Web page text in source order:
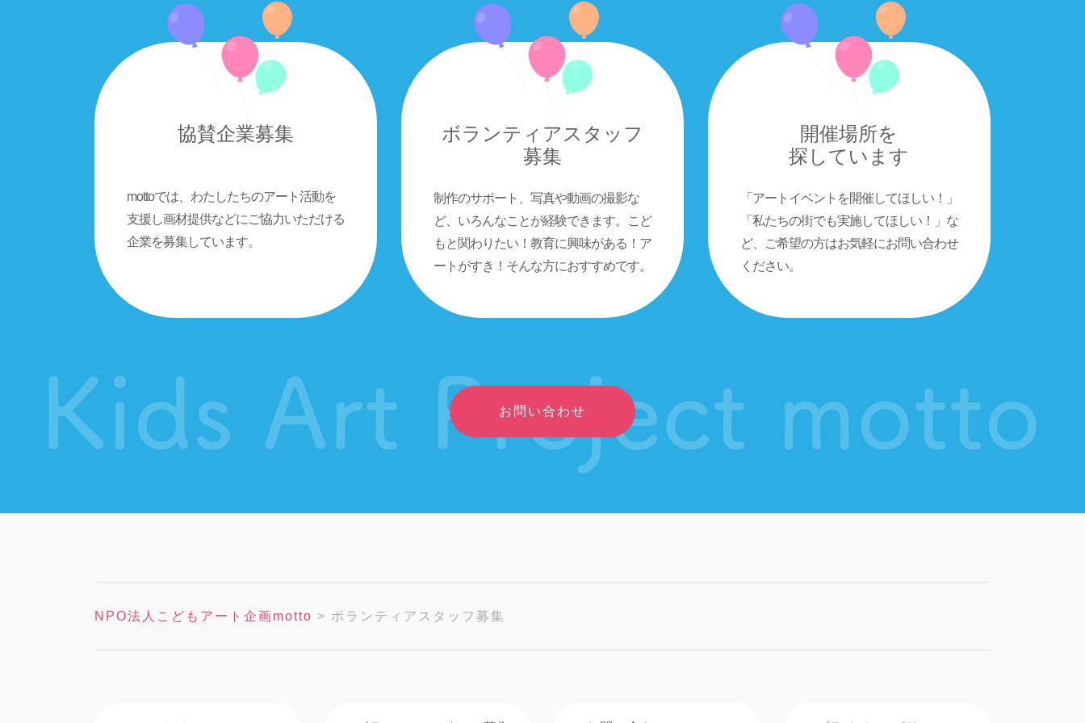
協賛企業募集
mottoでは、わたしたちのアート活動を
支援し画材提供などにご協力いただける
企業を募集しています。
ボランティアスタッフ
募集
制作のサポート、写真や動画の撮影な
ど、いろんなことが経験できます。こど
もと関わりたい！教育に興味がある！ア
ートがすき！そんな方におすすめです。
開催場所を
探しています
「アートイベントを開催してほしい！」
「私たちの街でも実施してほしい！」な
ど、ご希望の方はお気軽にお問い合わせ
ください。
お問い合わせ
NPO法人こどもアート企画motto > ボランティアスタッフ募集